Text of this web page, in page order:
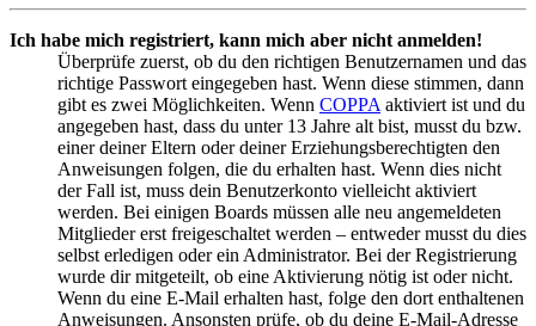
Ich habe mich registriert, kann mich aber nicht anmelden!
Überprüfe zuerst, ob du den richtigen Benutzernamen und das
richtige Passwort eingegeben hast. Wenn diese stimmen, dann
gibt es zwei Möglichkeiten. Wenn COPPA aktiviert ist und du
angegeben hast, dass du unter 13 Jahre alt bist, musst du bzw.
einer deiner Eltern oder deiner Erziehungsberechtigten den
Anweisungen folgen, die du erhalten hast. Wenn dies nicht
der Fall ist, muss dein Benutzerkonto vielleicht aktiviert
werden. Bei einigen Boards müssen alle neu angemeldeten
Mitglieder erst freigeschaltet werden – entweder musst du dies
selbst erledigen oder ein Administrator. Bei der Registrierung
wurde dir mitgeteilt, ob eine Aktivierung nötig ist oder nicht.
Wenn du eine E-Mail erhalten hast, folge den dort enthaltenen
Anweisungen. Ansonsten prüfe, ob du deine E-Mail-Adresse